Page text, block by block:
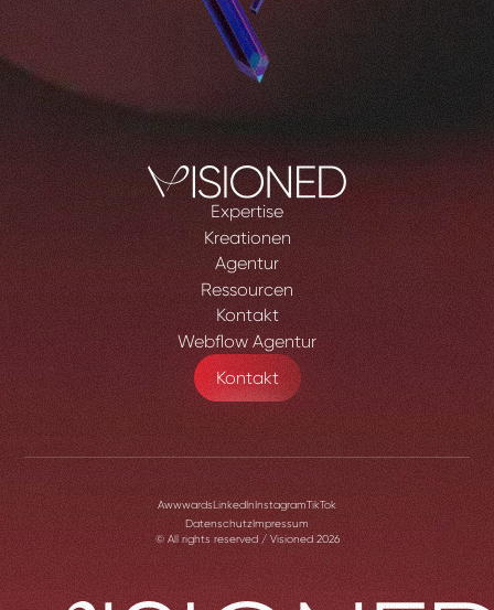
Expertise
Kreationen
Agentur
Ressourcen
Kontakt
Webflow Agentur
Kontakt
© All rights reserved / Visioned 2026
AwwwardsLinkedInInstagramTikTok
DatenschutzImpressum